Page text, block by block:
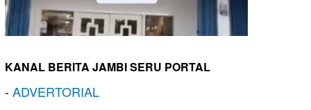
KANAL BERITA JAMBI SERU PORTAL
-ADVERTORIAL